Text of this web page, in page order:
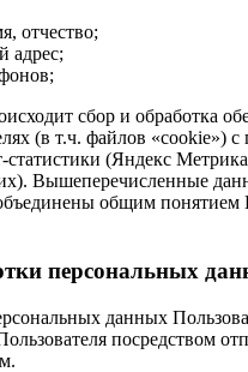
отчество;
адрес;
сбор и обработка
(в т.ч. файлов «cookie»)
статистики (Яндекс
Вышеперечисленные
общим понятием
персональных
данных
посредством